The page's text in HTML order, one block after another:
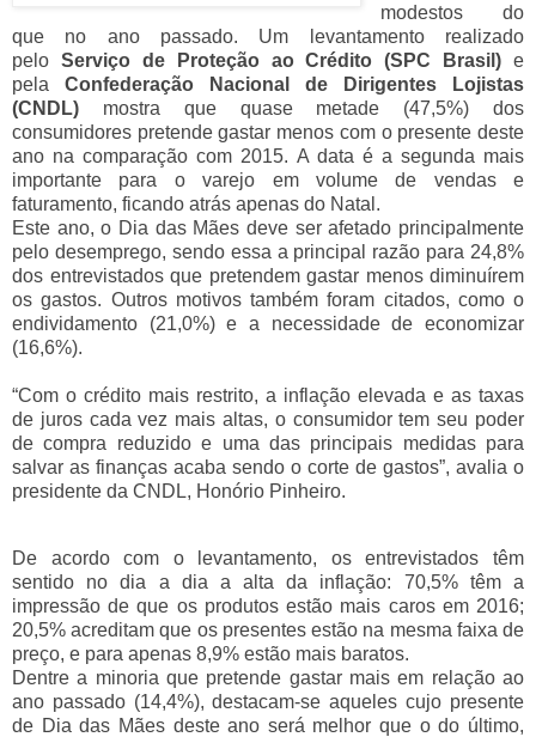
modestos do
que no ano passado. Um levantamento realizado
pelo Serviço de Proteção ao Crédito (SPC Brasil) e
pela
Confederação Nacional de Dirigentes Lojistas
(CNDL)
mostra que quase metade (47,5%) dos
consumidores pretende gastar menos com o presente deste
ano na comparação com 2015. A data é a segunda mais
importante para o varejo em volume de vendas e
faturamento, ficando atrás apenas do Natal.
Este ano, o Dia das Mães deve ser afetado principalmente
pelo desemprego, sendo essa a principal razão para 24,8%
dos entrevistados que pretendem gastar menos diminuírem
os gastos. Outros motivos também foram citados, como o
endividamento (21,0%) e a necessidade de economizar
(16,6%).
“Com o crédito mais restrito, a inflação elevada e as taxas
de juros cada vez mais altas, o consumidor tem seu poder
de compra reduzido e uma das principais medidas para
salvar as finanças acaba sendo o corte de gastos”, avalia o
presidente da CNDL, Honório Pinheiro.
De acordo com o levantamento, os entrevistados têm
sentido no dia a dia a alta da inflação: 70,5% têm a
impressão de que os produtos estão mais caros em 2016;
20,5% acreditam que os presentes estão na mesma faixa de
preço, e para apenas 8,9% estão mais baratos.
Dentre a minoria que pretende gastar mais em relação ao
ano passado (14,4%), destacam-se aqueles cujo presente
de Dia das Mães deste ano será melhor que o do último,